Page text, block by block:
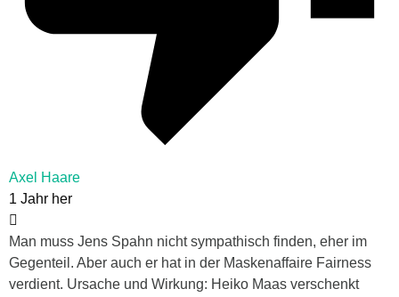
Axel Haare
1 Jahr her
Man muss Jens Spahn nicht sympathisch finden, eher im
Gegenteil. Aber auch er hat in der Maskenaffaire Fairness
verdient. Ursache und Wirkung: Heiko Maas verschenkt